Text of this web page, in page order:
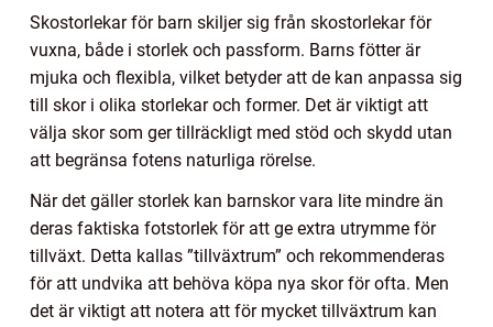
Skostorlekar för barn skiljer sig från skostorlekar för
vuxna, både i storlek och passform. Barns fötter är
mjuka och flexibla, vilket betyder att de kan anpassa sig
till skor i olika storlekar och former. Det är viktigt att
välja skor som ger tillräckligt med stöd och skydd utan
att begränsa fotens naturliga rörelse.
När det gäller storlek kan barnskor vara lite mindre än
deras faktiska fotstorlek för att ge extra utrymme för
tillväxt. Detta kallas ”tillväxtrum” och rekommenderas
för att undvika att behöva köpa nya skor för ofta. Men
det är viktigt att notera att för mycket tillväxtrum kan